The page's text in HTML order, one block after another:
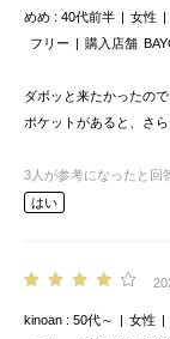
めめ 40代前半 女性
フリー
購入店舗
ダボッと来たかったの
ポケットがあると、さ
3 人が参考になったと回
はい
kinoan 50代～ 女性